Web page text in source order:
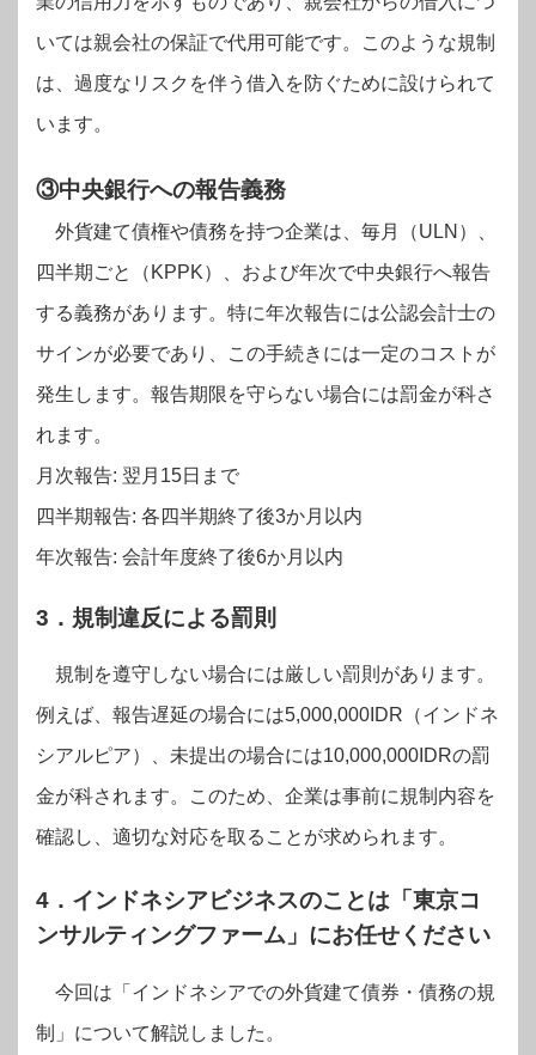
いては親会社の保証で代用可能です。このような規制
は、過度なリスクを伴う借入を防ぐために設けられて
います。
③中央銀行への報告義務
外貨建て債権や債務を持つ企業は、毎月（ULN）、
四半期ごと（KPPK）、および年次で中央銀行へ報告
する義務があります。特に年次報告には公認会計士の
サインが必要であり、この手続きには一定のコストが
発生します。報告期限を守らない場合には罰金が科さ
れます。
月次報告: 翌月15日まで
四半期報告: 各四半期終了後3か月以内
年次報告: 会計年度終了後6か月以内
3．規制違反による罰則
規制を遵守しない場合には厳しい罰則があります。
例えば、報告遅延の場合には5,000,000IDR（インドネ
シアルピア）、未提出の場合には10,000,000IDRの罰
金が科されます。このため、企業は事前に規制内容を
確認し、適切な対応を取ることが求められます。
4．インドネシアビジネスのことは「東京コ
ンサルティングファーム」にお任せください
今回は「インドネシアでの外貨建て債券・債務の規
制」について解説しました。